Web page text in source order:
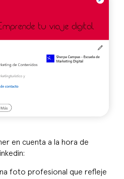
en cuenta a la hora de
foto profesional que refleje